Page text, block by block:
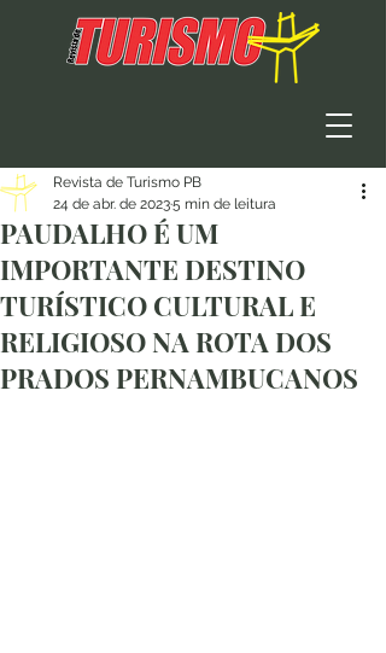
PAUDALHO É UM
IMPORTANTE DESTINO
TURÍSTICO CULTURAL E
RELIGIOSO NA ROTA DOS
PRADOS PERNAMBUCANOS
Revista de Turismo PB
24 de abr. de 20235 min de leitura